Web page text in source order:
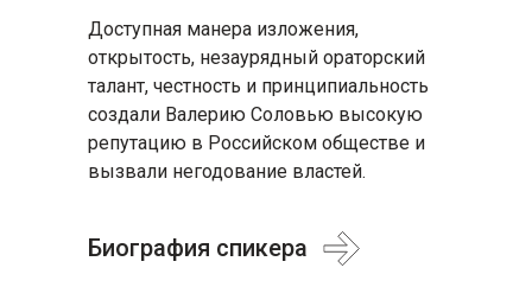
Доступная манера изложения,
открытость, незаурядный ораторский
талант, честность и принципиальность
создали Валерию Соловью высокую
репутацию в Российском обществе и
вызвали негодование властей.
Биография спикера